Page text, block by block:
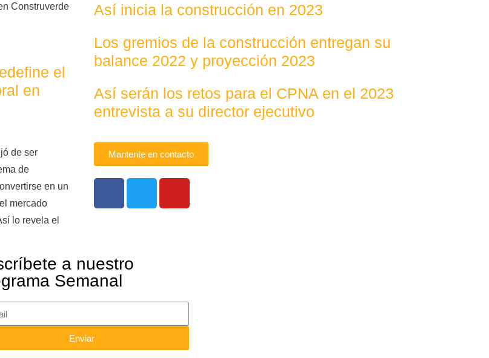
Construverde
el
en
de ser
de
en un
mercado
lo revela el
Así inicia la construcción en 2023
Los gremios de la construcción entregan su
balance 2022 y proyección 2023
Así serán los retos para el CPNA en el 2023
entrevista a su director ejecutivo
Mantente en contacto
a nuestro
Semanal
Enviar